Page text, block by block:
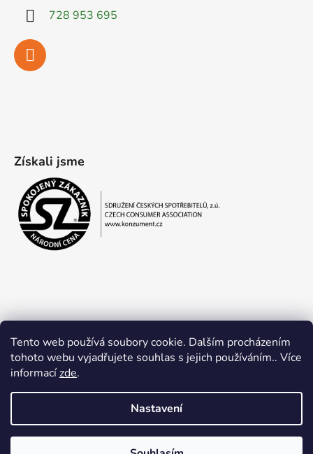
Tento web používá soubory cookie. Dalším procházením
tohoto webu vyjadřujete souhlas s jejich používáním.. Více
informacízde.
Nastavení
728 953 695
Získali jsme
Obchodní podmínky Ochrana osobních údajů